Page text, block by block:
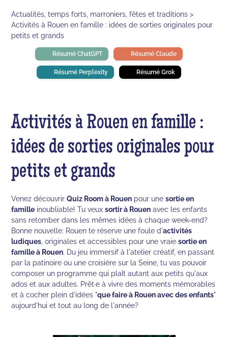
Actualités, temps forts, marroniers, fêtes et traditions >
Activités à Rouen en famille : idées de sorties originales pour
petits et grands
Résumé ChatGPT Résumé Claude
Résumé Perplexity Résumé Grok
Activités à Rouen en famille :
idées de sorties originales pour
petits et grands
Venez découvrirQuiz Room à Rouen pour unesortie en
famille inoubliable! Tu veuxsortir à Rouen avec les enfants
sans retomber dans les mêmes idées à chaque week-end?
Bonne nouvelle: Rouen te réserve une foule d'activités
ludiques , originales et accessibles pour une vraiesortie en
famille à Rouen. Du jeu immersif à l'atelier créatif, en passant
par la patinoire ou une croisière sur la Seine, tu vas pouvoir
composer un programme qui plaît autant aux petits qu'aux
ados et aux adultes. Prêt·e à vivre des moments mémorables
et à cocher plein d'idées "que faire à Rouen avec des enfants"
aujourd'hui et tout au long de l'année?